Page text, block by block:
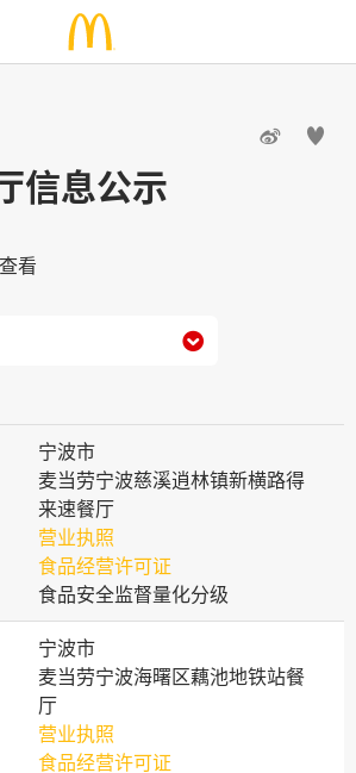
 
信息公示
看

宁波市
麦当劳宁波慈溪逍林镇新横路得
来速餐厅
营业执照
食品经营许可证
食品安全监督量化分级
宁波市
麦当劳宁波海曙区藕池地铁站餐
厅
营业执照
食品经营许可证